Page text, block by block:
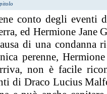
conto degli eventi
ed Hermione Jane
di una condanna
perenne,
non è facile
di Draco Lucius